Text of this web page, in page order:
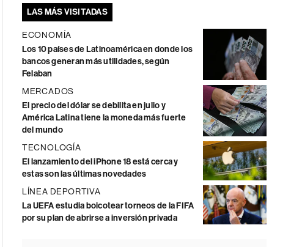
LAS MÁS VISITADAS
ECONOMÍA
Los 10 países de Latinoamérica en donde los
bancos generan más utilidades, según
Felaban
MERCADOS
El precio del dólar se debilita en julio y
América Latina tiene la moneda más fuerte
del mundo
TECNOLOGÍA
El lanzamiento del iPhone 18 está cerca y
estas son las últimas novedades
LÍNEA DEPORTIVA
La UEFA estudia boicotear torneos de la FIFA
por su plan de abrirse a inversión privada